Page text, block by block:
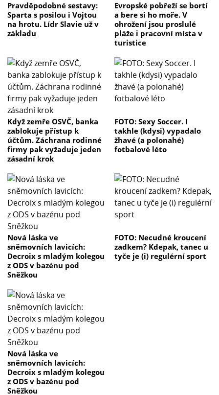
Pravděpodobné sestavy:
Sparta s posilou i Vojtou
na hrotu. Lídr Slavie už v
základu
Evropské pobřeží se bortí
a bere si ho moře. V
ohrožení jsou proslulé
pláže i pracovní místa v
turistice
Když zemře OSVČ, banka
zablokuje přístup k
účtům. Záchrana rodinné
firmy pak vyžaduje jeden
zásadní krok
FOTO: Sexy Soccer. I
takhle (kdysi) vypadalo
žhavé (a polonahé)
fotbalové léto
Nová láska ve
sněmovních lavicích:
Decroix s mladým kolegou
z ODS v bazénu pod
Sněžkou
FOTO: Necudné kroucení
zadkem? Kdepak, tanec u
tyče je (i) regulérní sport
Nová láska ve
sněmovních lavicích:
Decroix s mladým kolegou
z ODS v bazénu pod
Sněžkou